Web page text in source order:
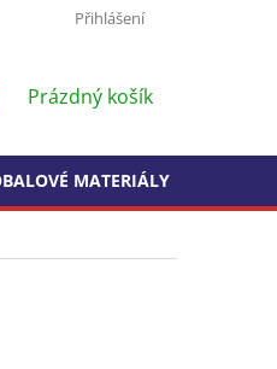
FORMULÁŘ PRO
Přihlášení
NÁKUPNÍ
Prázdný košík
MATERIÁLY